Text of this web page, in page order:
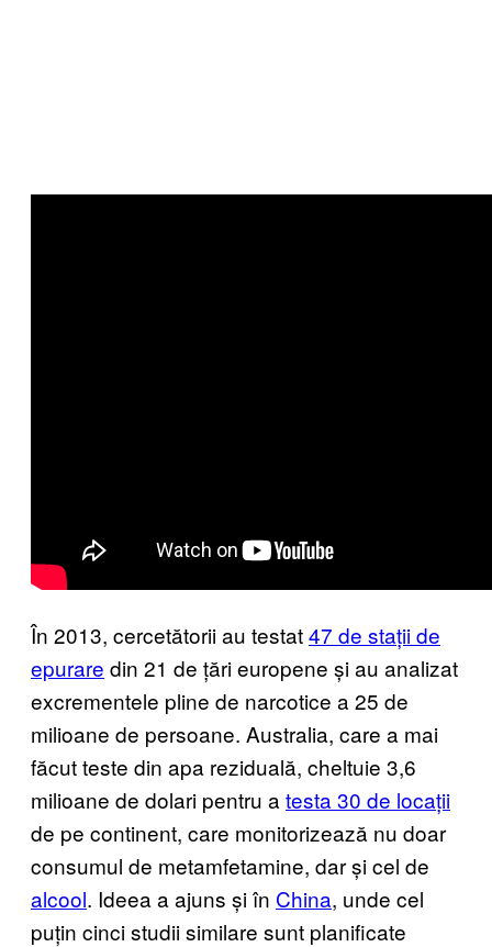
În 2013, cercetătorii au testat47 de stații de
epurare din 21 de țări europene și au analizat
excrementele pline de narcotice a 25 de
milioane de persoane. Australia, care a mai
făcut teste din apa reziduală, cheltuie 3,6
milioane de dolari pentru a testa 30 de locații
de pe continent, care monitorizează nu doar
consumul de metamfetamine, dar și cel de
alcool. Ideea a ajuns și în China, unde cel
puțin cinci studii similare sunt planificate